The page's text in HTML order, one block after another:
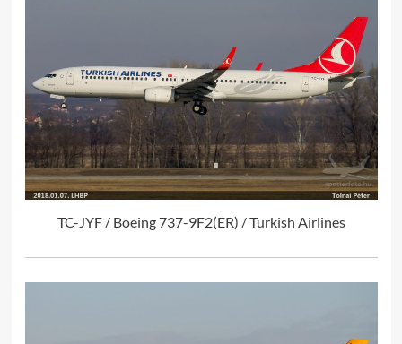
TC-JYF / Boeing 737-9F2(ER) / Turkish Airlines